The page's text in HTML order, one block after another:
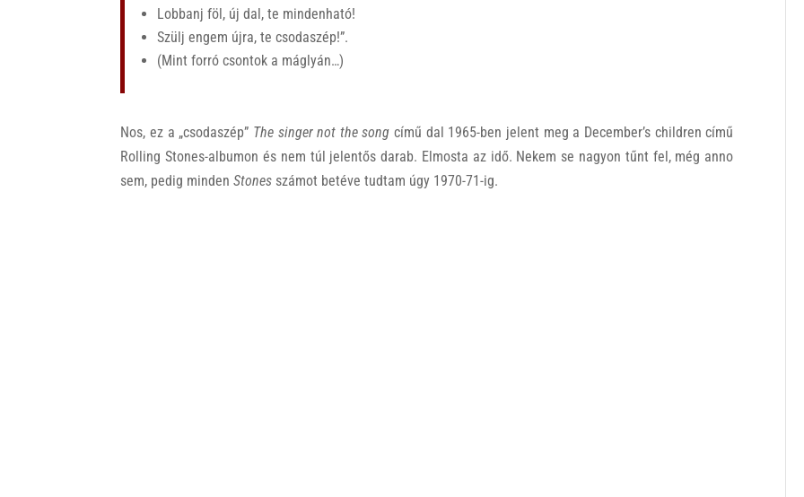
Lobbanj föl, új dal, te mindenható!
Szülj engem újra, te csodaszép!”.
(Mint forró csontok a máglyán…)
Nos, ez a „csodaszép” The singer not the song című dal 1965-ben jelent meg a December’s children című
Rolling Stones-albumon és nem túl jelentős darab. Elmosta az idő. Nekem se nagyon tűnt fel, még anno
sem, pedig mindenStones számot betéve tudtam úgy 1970-71-ig.